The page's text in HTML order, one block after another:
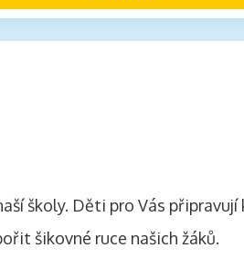
školy. Děti pro Vás
šikovné ruce našich žáků.